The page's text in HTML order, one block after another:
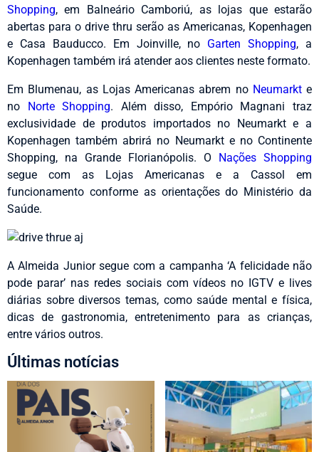
Shopping, em Balneário Camboriú, as lojas que estarão
abertas para o drive thru serão as Americanas, Kopenhagen
e Casa Bauducco. Em Joinville, no Garten Shopping, a
Kopenhagen também irá atender aos clientes neste formato.
Em Blumenau, as Lojas Americanas abrem noNeumarkte
no Norte Shopping. Além disso, Empório Magnani traz
exclusividade de produtos importados no Neumarkt e a
Kopenhagen também abrirá no Neumarkt e no Continente
Shopping, na Grande Florianópolis. O Nações Shopping
segue com as Lojas Americanas e a Cassol em
funcionamento conforme as orientações do Ministério da
Saúde.
A Almeida Junior segue com a campanha ‘A felicidade não
pode parar’ nas redes sociais com vídeos no IGTV e lives
diárias sobre diversos temas, como saúde mental e física,
dicas de gastronomia, entretenimento para as crianças,
entre vários outros.
Últimas notícias